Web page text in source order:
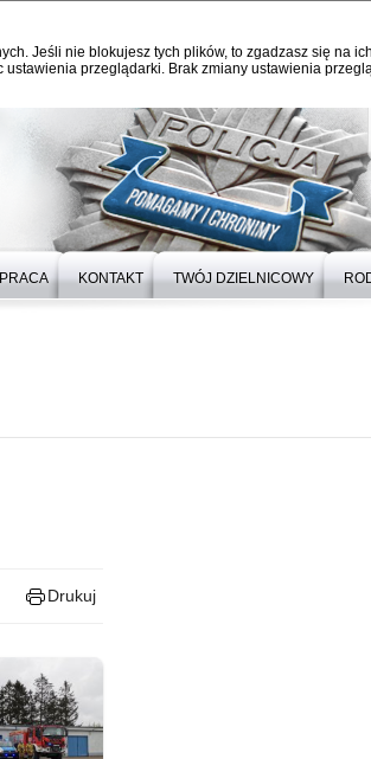
Jeśli nie blokujesz tych plików, to zgadzasz się na
przeglądarki. Brak zmiany ustawienia
PRACA KONTAKT TWÓJ DZIELNICOWY
Drukuj